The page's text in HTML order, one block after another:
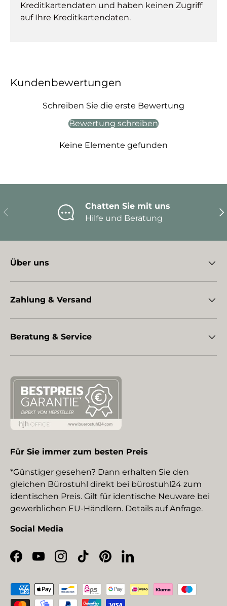
Kreditkartendaten und haben keinen Zugriff
auf Ihre Kreditkartendaten.
Kundenbewertungen
Schreiben Sie die erste Bewertung
Bewertung schreiben
Keine Elemente gefunden
Vorherige
Chatten Sie mit uns
Hilfe und Beratung
Über uns
Zahlung & Versand
Beratung & Service
Für Sie immer zum besten Preis
*Günstiger gesehen? Dann erhalten Sie den
gleichen Bürostuhl direkt bei bürostuhl24 zum
identischen Preis. Gilt für identische Neuware bei
gewerblichen EU-Händlern. Details auf Anfrage.
Social Media
Facebook
YouTubeInstagram
TikTokPinterestLinkedIn
Zahlungsmethoden